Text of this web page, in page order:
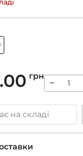
eyes
грн
−
на складі